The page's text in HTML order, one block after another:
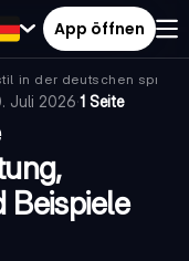
App öffnen
in der deutschen
Juli 2026·1 Seite
Beispiele